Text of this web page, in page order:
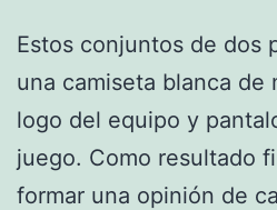
Estos conjuntos de dos
una camiseta blanca de
logo del equipo y
juego. Como resultado
formar una opinión de